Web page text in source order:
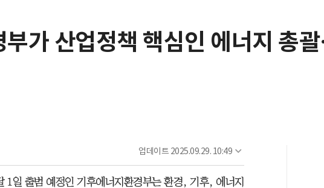
부가 산업정책 핵심인 에너지 총
업데이트 2025.09.29. 10:49
1일 출범 예정인 기후에너지환경부는 환경, 기후, 에너지